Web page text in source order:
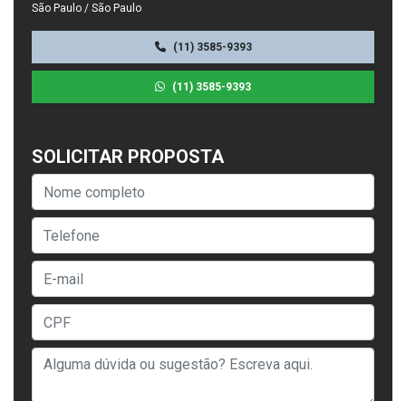
São Paulo / São Paulo
(11) 3585-9393
(11) 3585-9393
SOLICITAR PROPOSTA